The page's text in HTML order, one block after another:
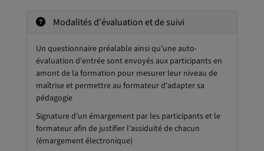
Modalités d'évaluation et de suivi
Un questionnaire préalable ainsi qu'une auto-
évaluation d'entrée sont envoyés aux participants en
amont de la formation pour mesurer leur niveau de
maîtrise et permettre au formateur d'adapter sa
pédagogie
Signature d'un émargement par les participants et le
formateur afin de justifier l'assiduité de chacun
(émargement électronique)